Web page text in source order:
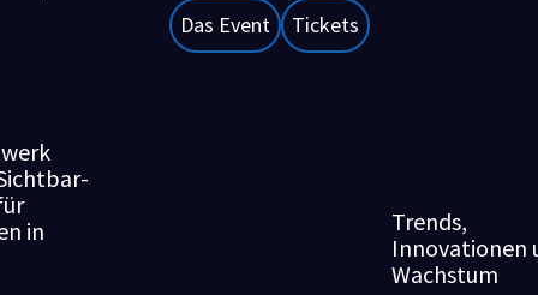
Das Event Tickets
in
Trends,
Innovationen
Wachstum